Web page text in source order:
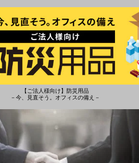
【ご法人様向け】防災用品
－今、見直そう。オフィスの備え－